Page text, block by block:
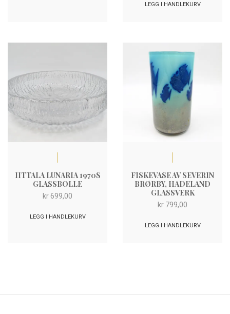
LEGG I HANDLEKURV
IITTALA LUNARIA 1970S
GLASSBOLLE
kr699,00
LEGG I HANDLEKURV
FISKEVASE AV SEVERIN
BRØRBY, HADELAND
GLASSVERK
kr 799,00
LEGG I HANDLEKURV